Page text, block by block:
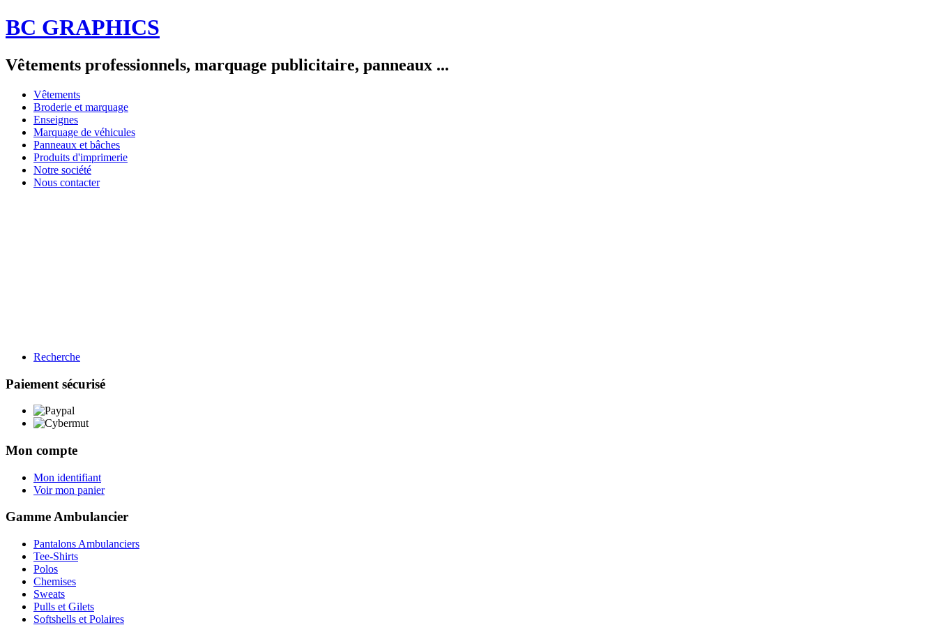
BC GRAPHICS
Vêtements professionnels, marquage publicitaire, panneaux ...
Vêtements
Broderie et marquage
Enseignes
Marquage de véhicules
Panneaux et bâches
Produits d'imprimerie
Notre société
Nous contacter
Restauration BTP
Recherche
Paiement sécurisé
Mon compte
Mon identifiant
Voir mon panier
Gamme Ambulancier
Pantalons Ambulanciers
Tee-Shirts
Polos
Chemises
Sweats
Pulls et Gilets
Softshells et Polaires